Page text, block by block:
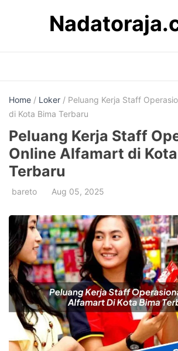
Home / Loker / Peluang Kerja Staff
di Kota Bima Terbaru
Peluang Kerja Staff
Online Alfamart di
Terbaru
bareto Aug 05, 2025